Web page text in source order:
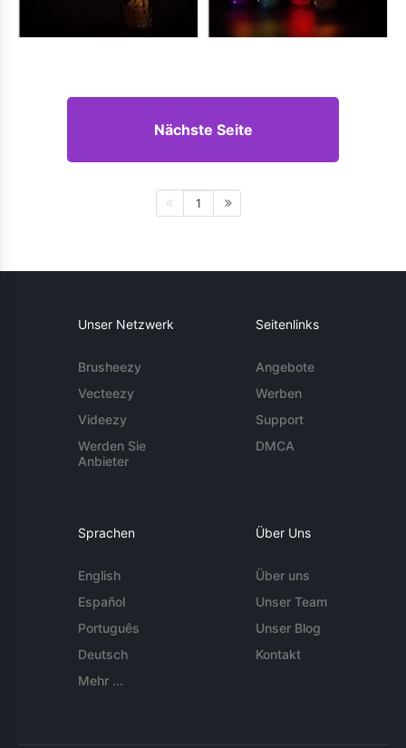
Nächste Seite
1
Unser Netzwerk
Brusheezy
Vecteezy
Videezy
Werden Sie
Anbieter
Seitenlinks
Angebote
Werben
Support
DMCA
Sprachen
English
Español
Português
Deutsch
Mehr ...
Über Uns
Über uns
Unser Team
Unser Blog
Kontakt